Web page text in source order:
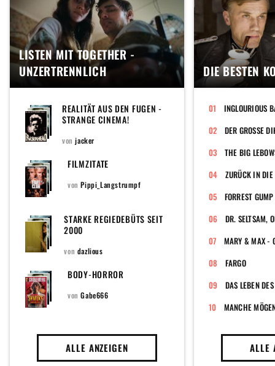
LISTEN MIT TOGETHER -
UNZERTRENNLICH
REALITÄT AUS DEN FUGEN -
STRANGE CINEMA!
vonjacker
FILMZITATE
vonPippi_Langstrumpf
STARKE REGIEDEBÜTS SEIT
2000
von dazlious
BODY-HORROR
vonGabe666
ALLE ANZEIGEN
DIE BESTEN
INGLOURIOUS
DER GROSSE
THE BIG
ZURÜCK IN DIE
FORREST GUMP
FARGO
DAS LEBEN
MANCHE
ALLE